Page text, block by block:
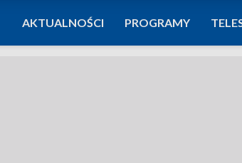
AKTUALNOŚCI PROGRAMY